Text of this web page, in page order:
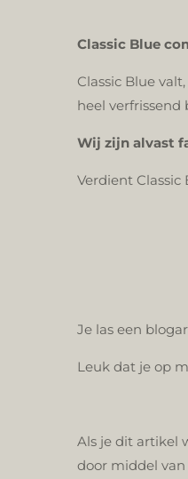
Classic Blue
Classic Blue
heel verfrissend
Wij zijn alvast
Verdient
Je las een
Leuk dat je op
Als je dit artikel
door middel